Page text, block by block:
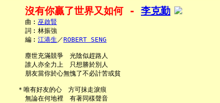
沒有你贏了世界又如何 - 李克勤
     曲︰
巫啟賢
     詞︰林振強
     編︰
江港生 ／ROBERT SENG
     塵世充滿競爭　光陰似趕路人
     誰人亦全力上　只想勝於別人
     朋友當你於心無愧了不必計苦或貧
   ＊唯有好友的心　方可抹走淚痕
     無論在何地裡　有著同樣聲音